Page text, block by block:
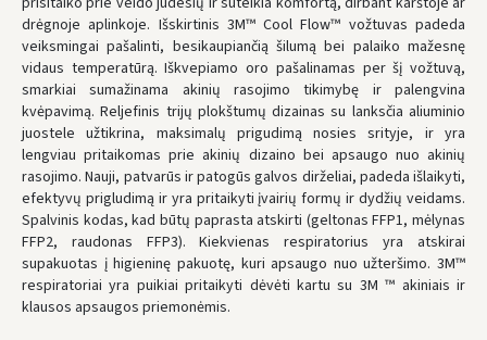
Пятница, Август 7 d.
ЗАКАЗЫ ОТ80 € БЕСПЛАТНАЯ ДОСТАВКА!
НЕДОСТАТОК БЕСПЛАТНОЙ ДОСТАВКИ:80 €
* Сроки доставки являются ориентировочными и могут зависеть от
доступности курьерской службы.
drėgnoje aplinkoje. Išskirtinis 3M™ Cool Flow™ vožtuvas padeda
veiksmingai pašalinti, besikaupiančią šilumą bei palaiko mažesnę
vidaus temperatūrą. Iškvepiamo oro pašalinamas per šį vožtuvą,
smarkiai sumažinama akinių rasojimo tikimybę ir palengvina
kvėpavimą. Reljefinis trijų plokštumų dizainas su lanksčia aliuminio
juostele užtikrina, maksimalų prigudimą nosies srityje, ir yra
lengviau pritaikomas prie akinių dizaino bei apsaugo nuo akinių
rasojimo. Nauji, patvarūs ir patogūs galvos dirželiai, padeda išlaikyti,
efektyvų prigludimą ir yra pritaikyti įvairių formų ir dydžių veidams.
Spalvinis kodas, kad būtų paprasta atskirti (geltonas FFP1, mėlynas
FFP2, raudonas FFP3). Kiekvienas respiratorius yra atskirai
supakuotas į higieninę pakuotę, kuri apsaugo nuo užteršimo. 3M™
respiratoriai yra puikiai pritaikyti dėvėti kartu su 3M ™ akiniais ir
klausos apsaugos priemonėmis.